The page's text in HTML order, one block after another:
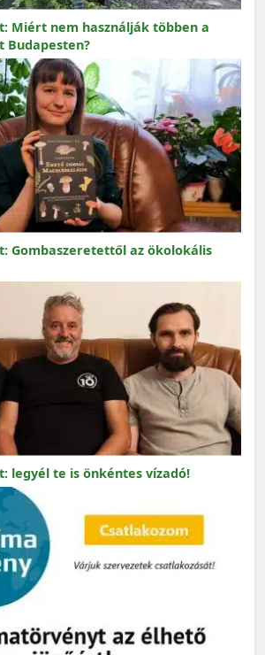
Miért nem használják többen a
Budapesten?
Gombaszeretettől az ökolokális
legyél te is önkéntes vízadó!